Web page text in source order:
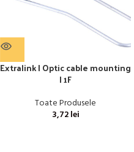
Extralink | Optic cable mounting
| 1F
Toate Produsele
3,72lei